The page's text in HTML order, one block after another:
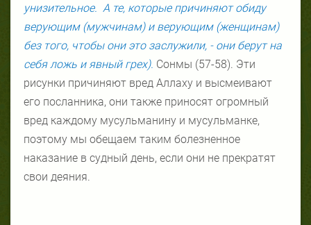
унизительное. А те, которые причиняют обиду
верующим (мужчинам) и верующим (женщинам)
без того, чтобы они это заслужили, - они берут на
себя ложь и явный грех). Сонмы (57-58). Эти
рисунки причиняют вред Аллаху и высмеивают
его посланника, они также приносят огромный
вред каждому мусульманину и мусульманке,
поэтому мы обещаем таким болезненное
наказание в судный день, если они не прекратят
свои деяния.